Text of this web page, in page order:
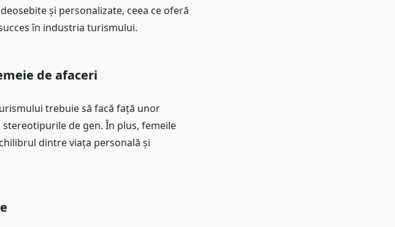
și personalizate, ceea ce oferă
în industria turismului.
de afaceri
trebuie să facă față unor
de gen. În plus, femeile
dintre viața personală și